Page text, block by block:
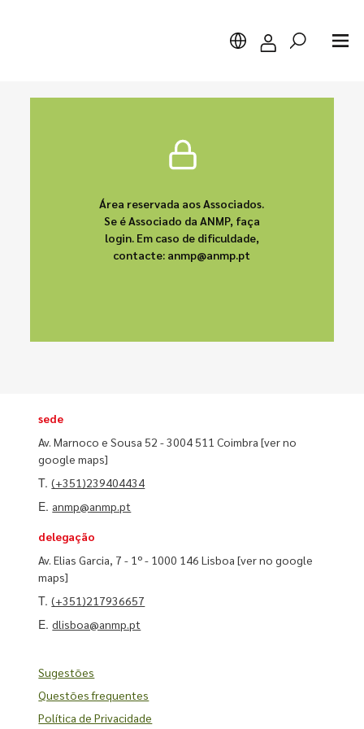
Área reservada aos Associados.
Se é Associado da ANMP, faça
login. Em caso de dificuldade,
contacte: anmp@anmp.pt
sede
Av. Marnoco e Sousa 52 - 3004 511 Coimbra[ver no
google maps]
T.(+351)239404434
E. anmp@anmp.pt
delegação
Av. Elias Garcia, 7 - 1º - 1000 146 Lisboa[ver no google
maps]
T.(+351)217936657
E.dlisboa@anmp.pt
Sugestões
Questões frequentes
Política de Privacidade